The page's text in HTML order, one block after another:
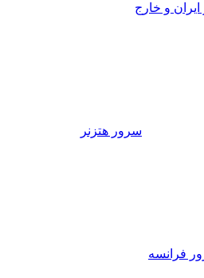
و خارج
سرور هتزنر
فرانسه